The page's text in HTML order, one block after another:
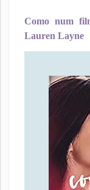
Como num
Lauren Layne